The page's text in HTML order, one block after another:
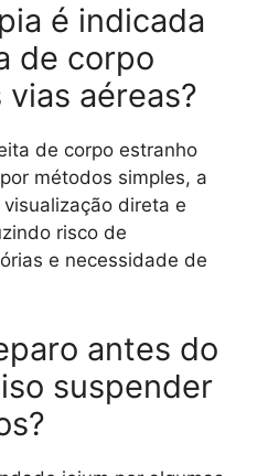
é indicada
de corpo
aéreas?
de corpo estranho
métodos simples, a
direta e
risco de
e necessidade de
antes do
suspender